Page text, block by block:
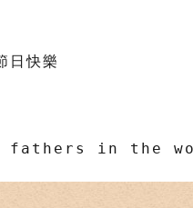
日快樂
fathers in the